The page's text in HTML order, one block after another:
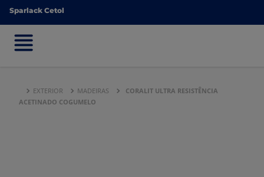
Sparlack Cetol
Sparlack Cetol
EXTERIOR MADEIRAS
CORALIT ULTRA RESISTÊNCIA
ACETINADO COGUMELO